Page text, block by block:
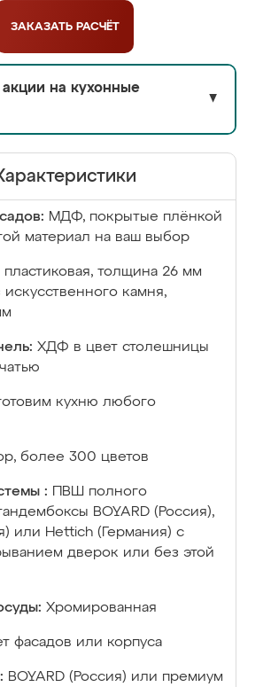
ЗАКАЗАТЬ РАСЧЁТ
акции на кухонные
▼
МДФ, покрытые плёнкой
материал на ваш выбор
пластиковая, толщина 26 мм
камня,
ХДФ в цвет столешницы
кухню любого
более 300 цветов
:
ПВШ полного
BOYARD (Россия),
или Hettich (Германия) с
дверок или без этой
Хромированная
фасадов или корпуса
BOYARD (Россия) или премиум